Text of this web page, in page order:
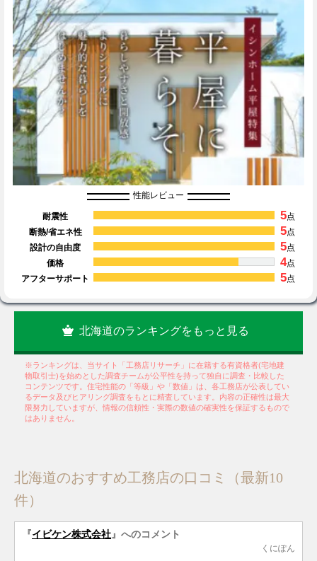
性能レビュー
耐震性 5点
断熱/省エネ性
5点
設計の自由度
5点
価格
4点
アフターサポート
5点
北海道のランキングをもっと見る
※ランキングは、当サイト「工務店リサーチ」に在籍する有資格者(宅地建
物取引士)を始めとした調査チームが公平性を持って独自に調査・比較した
コンテンツです。住宅性能の「等級」や「数値」は、各工務店が公表してい
るデータ及びヒアリング調査をもとに精査しています。内容の正確性は最大
限努力していますが、情報の信頼性・実際の数値の確実性を保証するもので
はありません。
北海道のおすすめ工務店の口コミ（最新10
件）
『イビケン株式会社 』へのコメント
くにぽん